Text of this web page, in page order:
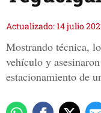
Actualizado: 14 julio
Mostrando técnica,
vehículo y
estacionamiento de